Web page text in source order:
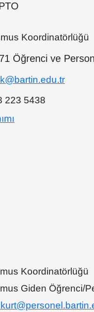
Koordinatörlüğü
Öğrenci ve
223 5438
Koordinatörlüğü
Giden Öğrenci/